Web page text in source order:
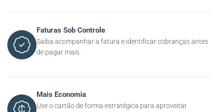
Faturas Sob Controle
Saiba acompanhar a fatura e identificar cobranças antes
de pagar mais.
Mais Economia
Use o cartão de forma estratégica para aproveitar